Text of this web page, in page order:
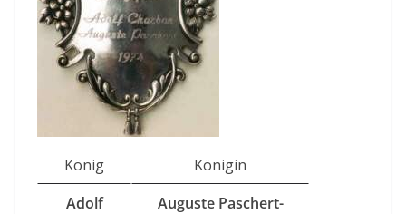
König
Königin
Adolf
Auguste Paschert-